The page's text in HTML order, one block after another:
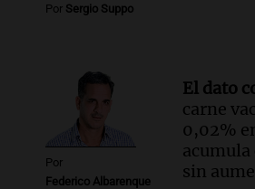
Por Sergio Suppo
Por
Federico Albarenque
El dato
carne
0,02%
acumula
sin